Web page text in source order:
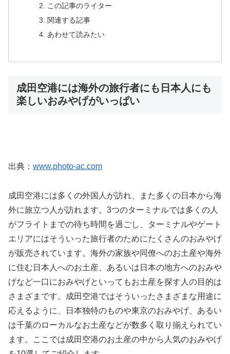
この記事のライター
関連する記事
あわせて読みたい
成田空港には海外の旅行者にも日本人にも
楽しいおみやげがいっぱい
出典： www.photo-ac.com
成田空港には多くの外国人が訪れ、また多くの日本から海
外に旅立つ人が訪れます。3つのターミナルでは多くの人
がフライトまでの待ち時間を過ごし、ターミナルやゲート
エリアにはそういった旅行者のためにたくさんのおみやげ
が販売されています。海外の家族や同僚へのお土産や海外
に住む日本人へのお土産、あるいは日本の地方へのおみや
げなど一口におみやげといってもお土産を探す人の目的は
さまざまです。成田空港ではそういったさまざまな用途に
応えるように、日本独特のものや東京のおみやげ、あるい
は千葉のローカルなお土産などが数多く取り揃えられてい
ます。ここでは成田空港のお土産の中から人気のおみやげ